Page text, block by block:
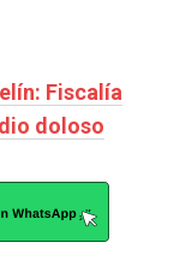
Fiscalía
doloso